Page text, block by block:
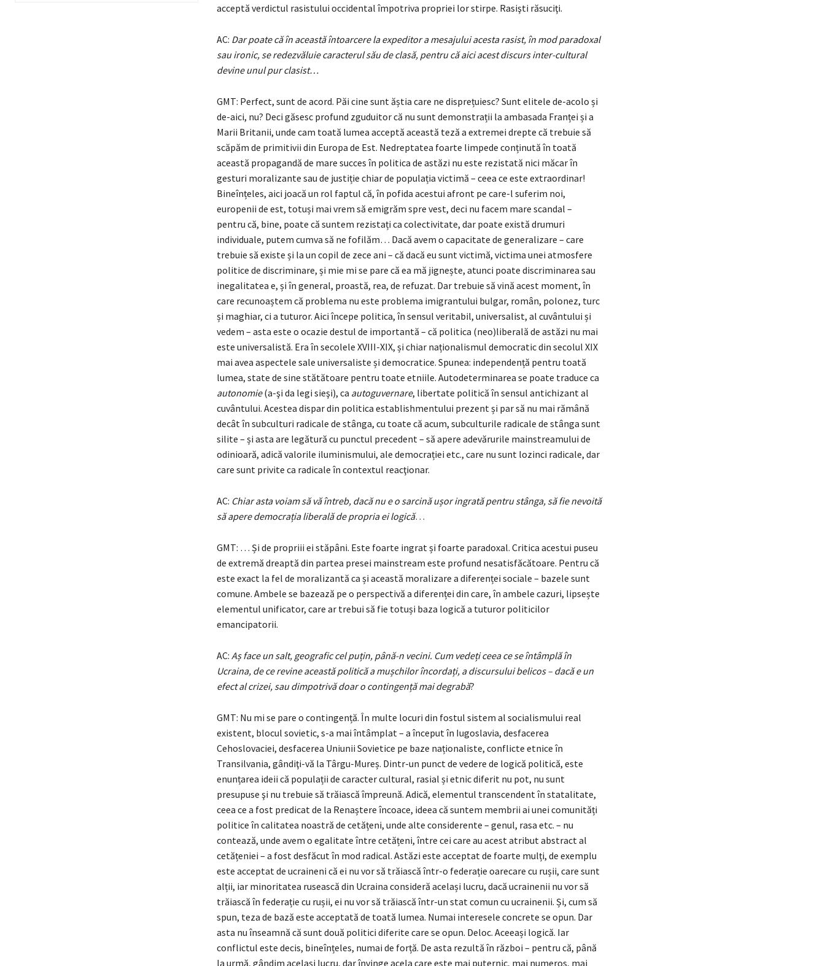
acceptă verdictul rasistului occidental împotriva propriei lor stirpe. Rasişti răsuciţi.
AC: Dar poate că în această întoarcere la expeditor a mesajului acesta rasist, în mod paradoxal
sau ironic, se redezvăluie caracterul său de clasă, pentru că aici acest discurs inter-cultural
devine unul pur clasist…
GMT: Perfect, sunt de acord. Păi cine sunt ăștia care ne disprețuiesc? Sunt elitele de-acolo și
de-aici, nu? Deci găsesc profund zguduitor că nu sunt demonstrații la ambasada Franței și a
Marii Britanii, unde cam toată lumea acceptă această teză a extremei drepte că trebuie să
scăpăm de primitivii din Europa de Est. Nedreptatea foarte limpede conținută în toată
această propagandă de mare succes în politica de astăzi nu este rezistată nici măcar în
gesturi moralizante sau de justiție chiar de populația victimă – ceea ce este extraordinar!
Bineînțeles, aici joacă un rol faptul că, în pofida acestui afront pe care-l suferim noi,
europenii de est, totuși mai vrem să emigrăm spre vest, deci nu facem mare scandal –
pentru că, bine, poate că suntem rezistați ca colectivitate, dar poate există drumuri
individuale, putem cumva să ne fofilăm… Dacă avem o capacitate de generalizare – care
trebuie să existe și la un copil de zece ani – că dacă eu sunt victimă, victima unei atmosfere
politice de discriminare, și mie mi se pare că ea mă jignește, atunci poate discriminarea sau
inegalitatea e, și în general, proastă, rea, de refuzat. Dar trebuie să vină acest moment, în
care recunoaștem că problema nu este problema imigrantului bulgar, român, polonez, turc
și maghiar, ci a tuturor. Aici începe politica, în sensul veritabil, universalist, al cuvântului și
vedem – asta este o ocazie destul de importantă – că politica (neo)liberală de astăzi nu mai
este universalistă. Era în secolele XVIII-XIX, și chiar naționalismul democratic din secolul XIX
mai avea aspectele sale universaliste și democratice. Spunea: independență pentru toată
lumea, state de sine stătătoare pentru toate etniile. Autodeterminarea se poate traduce ca
autonomie(a-şi da legi sieşi), ca autoguvernare, libertate politică în sensul antichizant al
cuvântului. Acestea dispar din politica establishmentului prezent și par să nu mai rămână
decât în subculturi radicale de stânga, cu toate că acum, subculturile radicale de stânga sunt
silite – și asta are legătură cu punctul precedent – să apere adevărurile mainstreamului de
odinioară, adică valorile iluminismului, ale democrației etc., care nu sunt lozinci radicale, dar
care sunt privite ca radicale în contextul reacţionar.
AC: Chiar asta voiam să vă întreb, dacă nu e o sarcină ușor ingrată pentru stânga, să fie nevoită
să apere democrația liberală de propria ei logică…
GMT: … Și de propriii ei stăpâni. Este foarte ingrat și foarte paradoxal. Critica acestui puseu
de extremă dreaptă din partea presei mainstream este profund nesatisfăcătoare. Pentru că
este exact la fel de moralizantă ca și această moralizare a diferenței sociale – bazele sunt
comune. Ambele se bazează pe o perspectivă a diferenței din care, în ambele cazuri, lipsește
elementul unificator, care ar trebui să fie totuși baza logică a tuturor politicilor
emancipatorii.
AC: Aș face un salt, geografic cel puțin, până-n vecini. Cum vedeți ceea ce se întâmplă în
Ucraina, de ce revine această politică a mușchilor încordați, a discursului belicos – dacă e un
efect al crizei, sau dimpotrivă doar o contingență mai degrabă?
GMT: Nu mi se pare o contingență. În multe locuri din fostul sistem al socialismului real
existent, blocul sovietic, s-a mai întâmplat – a început în Iugoslavia, desfacerea
Cehoslovaciei, desfacerea Uniunii Sovietice pe baze naționaliste, conflicte etnice în
Transilvania, gândiţi-vă la Târgu-Mureș. Dintr-un punct de vedere de logică politică, este
enunțarea ideii că populații de caracter cultural, rasial și etnic diferit nu pot, nu sunt
presupuse şi nu trebuie să trăiască împreună. Adică, elementul transcendent în statalitate,
ceea ce a fost predicat de la Renaștere încoace, ideea că suntem membrii ai unei comunități
politice în calitatea noastră de cetățeni, unde alte considerente – genul, rasa etc. – nu
contează, unde avem o egalitate între cetățeni, între cei care au acest atribut abstract al
cetățeniei – a fost desfăcut în mod radical. Astăzi este acceptat de foarte mulți, de exemplu
este acceptat de ucraineni că ei nu vor să trăiască într-o federație oarecare cu rușii, care sunt
alții, iar minoritatea rusească din Ucraina consideră același lucru, dacă ucrainenii nu vor să
trăiască în federație cu rușii, ei nu vor să trăiască într-un stat comun cu ucrainenii. Și, cum să
spun, teza de bază este acceptată de toată lumea. Numai interesele concrete se opun. Dar
asta nu înseamnă că sunt două politici diferite care se opun. Deloc. Aceeași logică. Iar
conflictul este decis, bineînțeles, numai de forță. De asta rezultă în război – pentru că, până
la urmă, gândim același lucru, dar învinge acela care este mai puternic, mai numeros, mai